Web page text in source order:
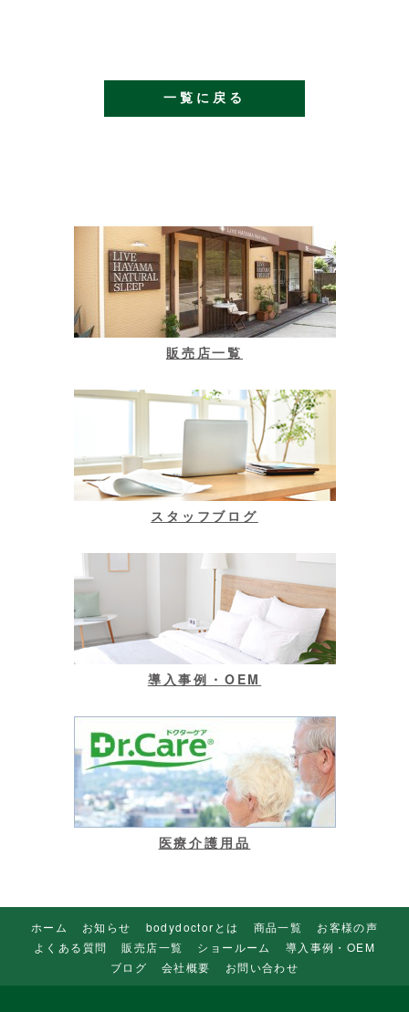
一覧に戻る
販売店一覧
スタッフブログ
導入事例・OEM
医療介護用品
ホーム お知らせ bodydoctorとは 商品一覧
お客様の声
よくある質問
販売店一覧 ショールーム
導入事例・OEM
ブログ
会社概要 お問い合わせ